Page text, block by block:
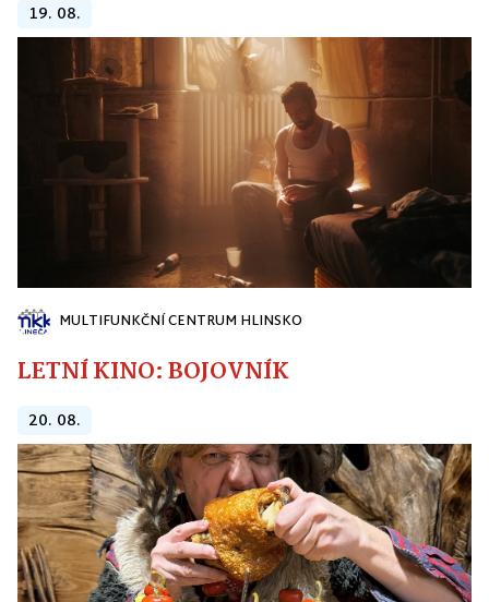
19. 08.
MULTIFUNKČNÍ CENTRUM HLINSKO
LETNÍ KINO: BOJOVNÍK
20. 08.